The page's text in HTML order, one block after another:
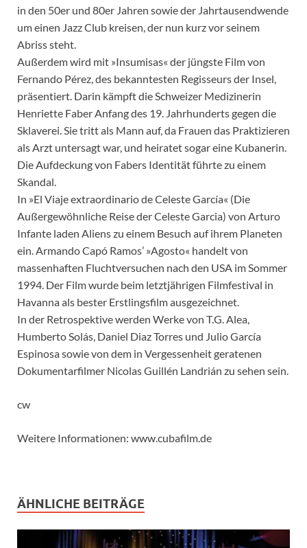
in den 50er und 80er Jahren sowie der Jahrtausendwende
um einen Jazz Club kreisen, der nun kurz vor seinem
Abriss steht.
Außerdem wird mit »Insumisas« der jüngste Film von
Fernando Pérez, des bekanntesten Regisseurs der Insel,
präsentiert. Darin kämpft die Schweizer Medizinerin
Henriette Faber Anfang des 19. Jahrhunderts gegen die
Sklaverei. Sie tritt als Mann auf, da Frauen das Praktizieren
als Arzt untersagt war, und heiratet sogar eine Kubanerin.
Die Aufdeckung von Fabers Identität führte zu einem
Skandal.
In »El Viaje extraordinario de Celeste García« (Die
Außergewöhnliche Reise der Celeste Garcia) von Arturo
Infante laden Aliens zu einem Besuch auf ihrem Planeten
ein. Armando Capó Ramos’ »Agosto« handelt von
massenhaften Fluchtversuchen nach den USA im Sommer
1994. Der Film wurde beim letztjährigen Filmfestival in
Havanna als bester Erstlingsfilm ausgezeichnet.
In der Retrospektive werden Werke von T.G. Alea,
Humberto Solás, Daniel Diaz Torres und Julio García
Espinosa sowie von dem in Vergessenheit geratenen
Dokumentarfilmer Nicolas Guillén Landrián zu sehen sein.
cw
Weitere Informationen: www.cubafilm.de
ÄHNLICHE BEITRÄGE